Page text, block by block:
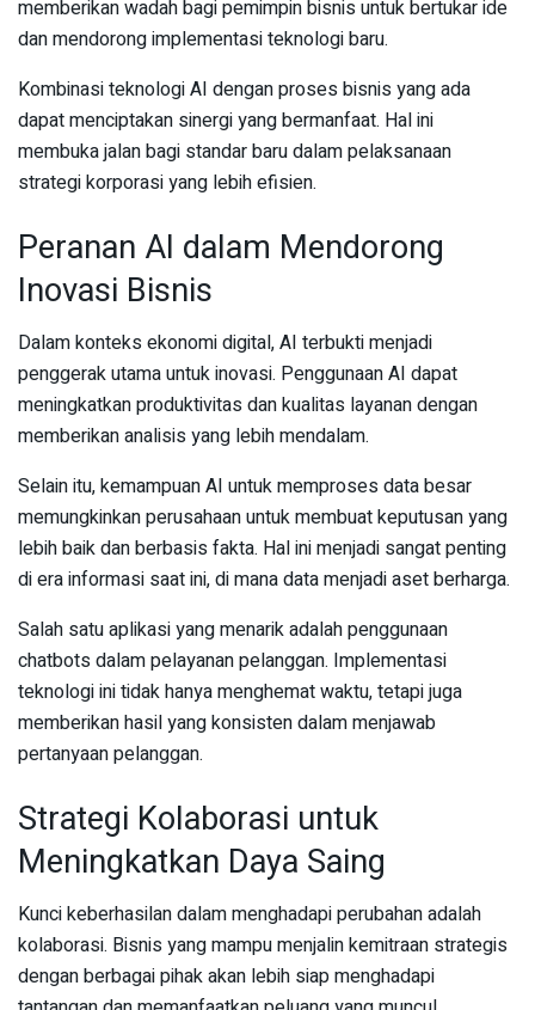
memberikan wadah bagi pemimpin bisnis untuk bertukar ide
dan mendorong implementasi teknologi baru.
Kombinasi teknologi AI dengan proses bisnis yang ada
dapat menciptakan sinergi yang bermanfaat. Hal ini
membuka jalan bagi standar baru dalam pelaksanaan
strategi korporasi yang lebih efisien.
Peranan AI dalam Mendorong
Inovasi Bisnis
Dalam konteks ekonomi digital, AI terbukti menjadi
penggerak utama untuk inovasi. Penggunaan AI dapat
meningkatkan produktivitas dan kualitas layanan dengan
memberikan analisis yang lebih mendalam.
Selain itu, kemampuan AI untuk memproses data besar
memungkinkan perusahaan untuk membuat keputusan yang
lebih baik dan berbasis fakta. Hal ini menjadi sangat penting
di era informasi saat ini, di mana data menjadi aset berharga.
Salah satu aplikasi yang menarik adalah penggunaan
chatbots dalam pelayanan pelanggan. Implementasi
teknologi ini tidak hanya menghemat waktu, tetapi juga
memberikan hasil yang konsisten dalam menjawab
pertanyaan pelanggan.
Strategi Kolaborasi untuk
Meningkatkan Daya Saing
Kunci keberhasilan dalam menghadapi perubahan adalah
kolaborasi. Bisnis yang mampu menjalin kemitraan strategis
dengan berbagai pihak akan lebih siap menghadapi